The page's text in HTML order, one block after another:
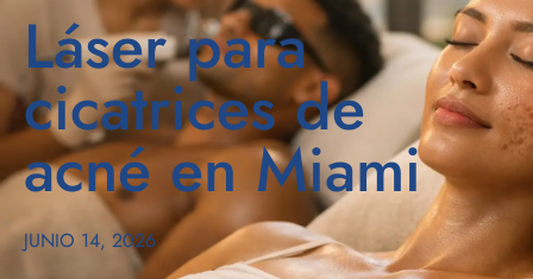
Láser para
cicatrices de
acné en Miami
JUNIO 14, 2026